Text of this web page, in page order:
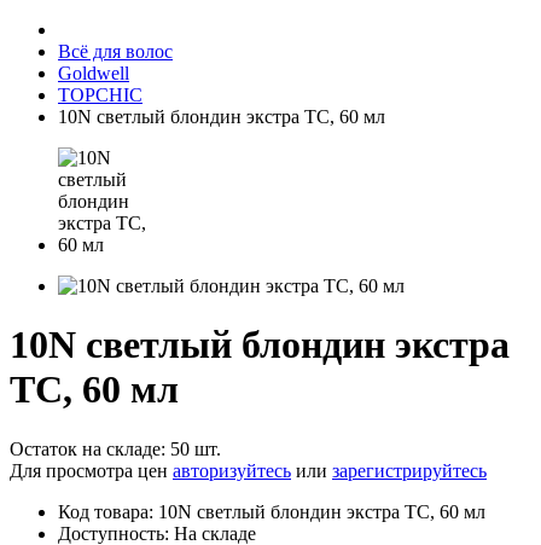
Всё для волос
Goldwell
TOPCHIC
10N светлый блондин экстра ТС, 60 мл
10N светлый блондин экстра
ТС, 60 мл
Остаток на складе: 50 шт.
Для просмотра цен авторизуйтесь или зарегистрируйтесь
Код товара: 10N светлый блондин экстра ТС, 60 мл
Доступность: На складе